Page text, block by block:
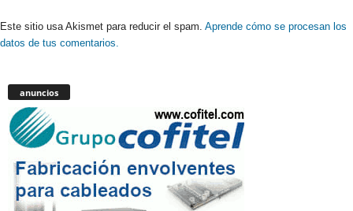
Este sitio usa Akismet para reducir el spam. Aprende cómo se procesan los
datos de tus comentarios.
anuncios